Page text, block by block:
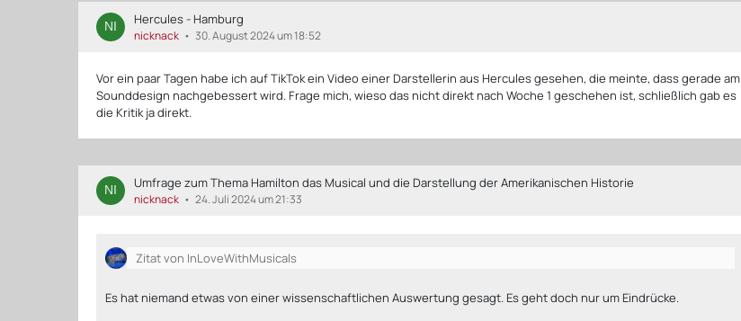
Hercules - Hamburg
nicknack 30. August 2024 um 18:52
Vor ein paar Tagen habe ich auf TikTok ein Video einer Darstellerin aus Hercules gesehen, die meinte, dass gerade am
Sounddesign nachgebessert wird. Frage mich, wieso das nicht direkt nach Woche 1 geschehen ist, schließlich gab es
die Kritik ja direkt.
Umfrage zum Thema Hamilton das Musical und die Darstellung der Amerikanischen Historie
nicknack 24. Juli 2024 um 21:33
Zitat von InLoveWithMusicals
Es hat niemand etwas von einer wissenschaftlichen Auswertung gesagt. Es geht doch nur um Eindrücke.